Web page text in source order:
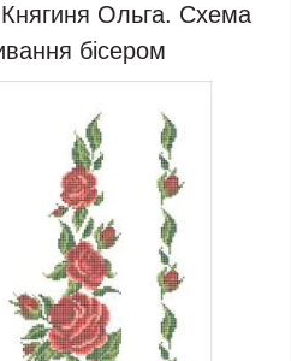
Княгиня Ольга. Схема
бісером